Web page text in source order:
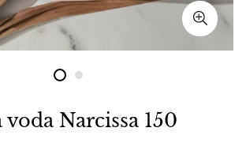
Narcissa 150